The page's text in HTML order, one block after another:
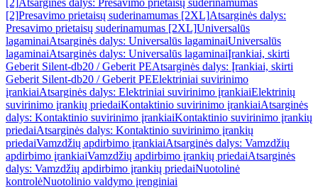
[2]Atsarginės dalys: Presavimo prietaisų suderinamumas
[2]Presavimo prietaisų suderinamumas [2XL]Atsarginės dalys:
Presavimo prietaisų suderinamumas [2XL]Universalūs
lagaminaiAtsarginės dalys: Universalūs lagaminaiUniversalūs
lagaminaiAtsarginės dalys: Universalūs lagaminaiĮrankiai, skirti
Geberit Silent-db20 / Geberit PEAtsarginės dalys: Įrankiai, skirti
Geberit Silent-db20 / Geberit PEElektriniai suvirinimo
įrankiaiAtsarginės dalys: Elektriniai suvirinimo įrankiaiElektrinių
suvirinimo įrankių priedaiKontaktinio suvirinimo įrankiaiAtsarginės
dalys: Kontaktinio suvirinimo įrankiaiKontaktinio suvirinimo įrankių
priedaiAtsarginės dalys: Kontaktinio suvirinimo įrankių
priedaiVamzdžių apdirbimo įrankiaiAtsarginės dalys: Vamzdžių
apdirbimo įrankiaiVamzdžių apdirbimo įrankių priedaiAtsarginės
dalys: Vamzdžių apdirbimo įrankių priedaiNuotolinė
kontrolėNuotolinio valdymo įrenginiai